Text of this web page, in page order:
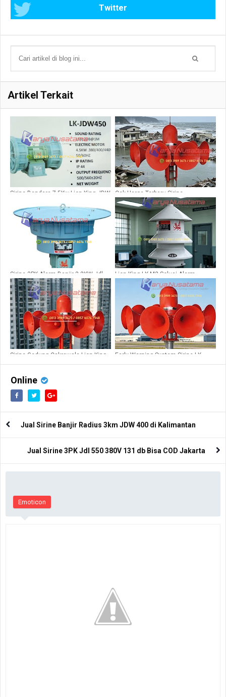
Twitter
Artikel Terkait
Sirine Bandara 7.5Kw Lion King JDW
Cek Harga Terbaru Sirine
Emergency 4km STH10H
Sirine 3PK Alarm Banjir 2.2KW Jdl
400
Lion King LK-M2 Solusi Alarm
Keamanan Lapas
Sirine Gedung Cakrawala Lion King
Early Warning System Sirine LK
Online
Jual Sirine Banjir Radius 3km JDW 400 di Kalimantan
Jual Sirine 3PK Jdl 550 380V 131 db Bisa COD Jakarta
Emoticon